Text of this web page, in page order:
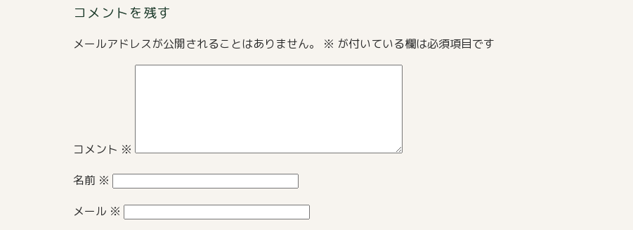
シ
ョ
ン
コメントを残す
メールアドレスが公開されることはありません。 ※ が付いている欄は必須項目です
コメント ※
名前 ※
メール ※